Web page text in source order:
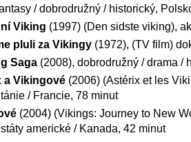
/ dobrodružný / historický,
Viking (1997) (Den sidste viking),
pluli za Vikingy(1972), (TV film)
Saga(2008), dobrodružný / drama /
a Vikingové(2006) (Astérix et les
/ Francie, 78 minut
(2004) (Vikings: Journey to New
americké / Kanada, 42 minut